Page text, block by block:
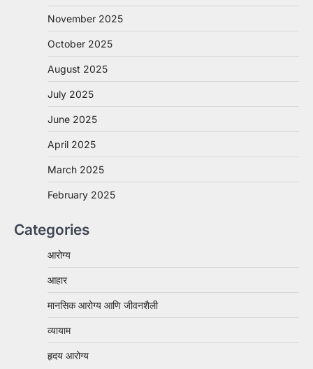
November 2025
October 2025
August 2025
July 2025
June 2025
April 2025
March 2025
February 2025
Categories
आरोग्य
आहार
मानसिक आरोग्य आणि जीवनशैली
व्यायाम
हृदय आरोग्य